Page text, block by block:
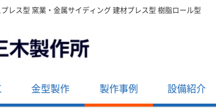
レス型 窯業・金属サイディング 建材プレス型 樹脂ロール型
金型製作 製作事例 設備紹介